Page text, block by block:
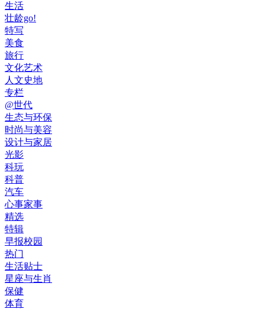
生活
壮龄go!
特写
美食
旅行
文化艺术
人文史地
专栏
@世代
生态与环保
时尚与美容
设计与家居
光影
科玩
科普
汽车
心事家事
精选
特辑
早报校园
热门
生活贴士
星座与生肖
保健
体育